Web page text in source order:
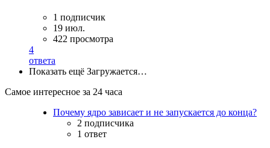
1 подписчик
19 июл.
422 просмотра
4
ответа
Показать ещё Загружается…
Самое интересное за 24 часа
Почему ядро зависает и не запускается до конца?
2 подписчика
1 ответ